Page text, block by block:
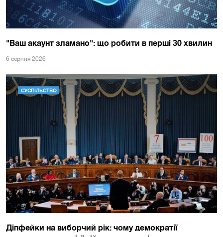
"Ваш акаунт зламано": що робити в перші 30 хвилин
6 серпня 2026
СУСПІЛЬСТВО
Діпфейки на виборчий рік: чому демократії